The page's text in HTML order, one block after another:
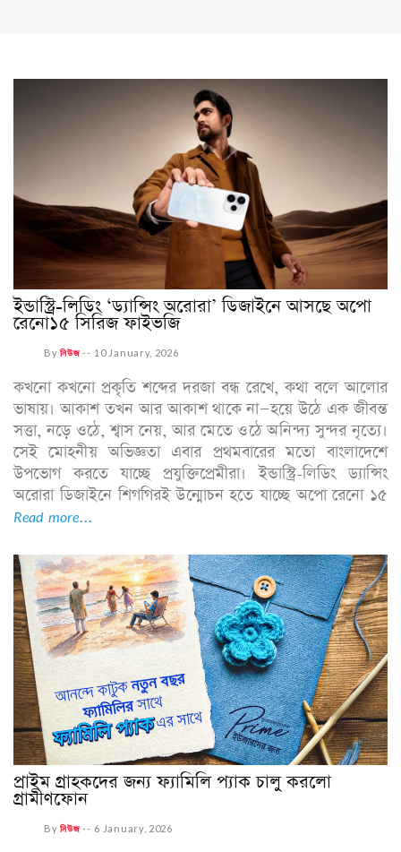
ইন্ডাস্ট্রি-লিডিং ‘ড্যান্সিং অরোরা’ ডিজাইনে আসছে অপো
রেনো১৫ সিরিজ ফাইভজি
Byনিউজ -- 10 January, 2026
কখনো কখনো প্রকৃতি শব্দের দরজা বন্ধ রেখে, কথা বলে আলোর
ভাষায়। আকাশ তখন আর আকাশ থাকে না—হয়ে উঠে এক জীবন্ত
সত্তা, নড়ে ওঠে, শ্বাস নেয়, আর মেতে ওঠে অনিন্দ্য সুন্দর নৃত্যে।
সেই মোহনীয় অভিজ্ঞতা এবার প্রথমবারের মতো বাংলাদেশে
উপভোগ করতে যাচ্ছে প্রযুক্তিপ্রেমীরা। ইন্ডাস্ট্রি-লিডিং ড্যান্সিং
অরোরা ডিজাইনে শিগগিরই উন্মোচন হতে যাচ্ছে অপো রেনো ১৫
Read more...
প্রাইম গ্রাহকদের জন্য ফ্যামিলি প্যাক চালু করলো
গ্রামীণফোন
Byনিউজ -- 6 January, 2026